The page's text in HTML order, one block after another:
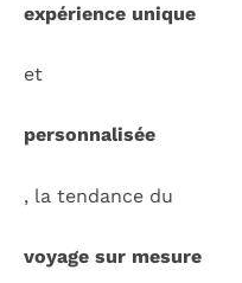
expérience unique
et
personnalisée
, la tendance du
voyage sur mesure